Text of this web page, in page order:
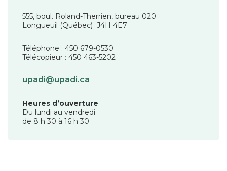
555, boul. Roland-Therrien, bureau 020
Longueuil (Québec) J4H 4E7
Téléphone : 450 679-0530
Télécopieur : 450 463-5202
upadi@upadi.ca
Heures d’ouverture
Du lundi au vendredi
de 8 h 30 à 16 h 30